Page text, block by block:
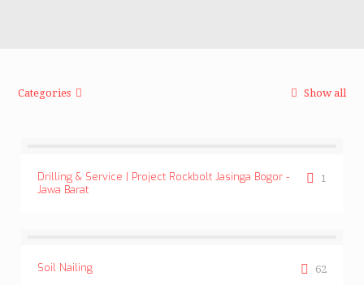
Categories Show all
Drilling & Service | Project Rockbolt Jasinga Bogor -
Jawa Barat
1
Soil Nailing 62